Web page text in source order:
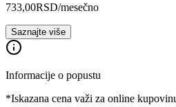
733,00RSD/mesečno
Saznajte više
Informacije o popustu
*Iskazana cena važi za online